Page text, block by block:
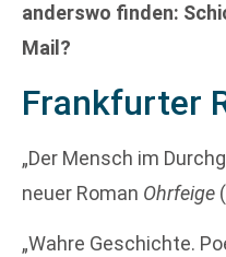
anderswo finden:
Mail?
Frankfurter
„Der Mensch im
neuer Roman Ohrfeige (
„Wahre Geschichte.